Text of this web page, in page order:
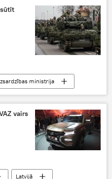
ministrija
vairs
Latvijā